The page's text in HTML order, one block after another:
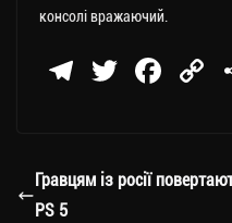
консолі вражаючий.
Te
a
T
er
Fa
ok
C
Li
Гравцям із росії
PS 5